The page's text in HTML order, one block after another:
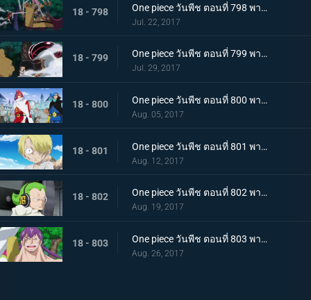
18 - 798 One piece วันพีช ตอนที่ 798 พากย์ไทย คู่ปรับ 800 ล้าน ลูฟี่ VS แครกเกอร์พันมือ
Jul. 22, 2017
18 - 799 One piece วันพีช ตอนที่ 799 พากย์ไทย การปะทะสุดกำลัง เกียร์สี่ VS พลังบิสบิส
Jul. 29, 2017
18 - 800 One piece วันพีช ตอนที่ 800 พากย์ไทย 1 กับ 2 รวมตัว ! ครอบครัววินสโมค
Aug. 05, 2017
18 - 801 One piece วันพีช ตอนที่ 801 พากย์ไทย ชีวิตของผู้มีพระคุณ ซันจิกับโอเนอร์เชฟ
Aug. 12, 2017
18 - 802 One piece วันพีช ตอนที่ 802 พากย์ไทย ซันจิผู้โกรธเกรี้ยว ความลับของเจอร์ม่า 66
Aug. 19, 2017
18 - 803 One piece วันพีช ตอนที่ 803 พากย์ไทย อดีตที่ถูกทิ้งไป วินสโมค ซันจิ
Aug. 26, 2017